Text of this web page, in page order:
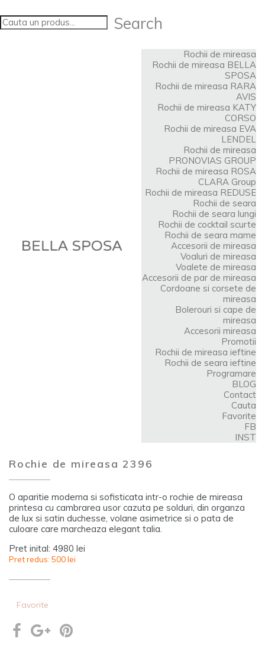
Search
Rochii de mireasa
Rochii de mireasa BELLA
SPOSA
Rochii de mireasa RARA
AVIS
Rochii de mireasa KATY
CORSO
Rochii de mireasa EVA
LENDEL
Rochii de mireasa
PRONOVIAS GROUP
Rochii de mireasa ROSA
CLARA Group
Rochii de mireasa REDUSE
Rochii de seara
Rochii de seara lungi
Rochii de cocktail scurte
Rochii de seara mame
Accesorii de mireasa
Voaluri de mireasa
Voalete de mireasa
Accesorii de par de mireasa
Cordoane si corsete de
mireasa
Bolerouri si cape de
mireasa
Accesorii mireasa
Promotii
Rochii de mireasa ieftine
Rochii de seara ieftine
Programare
BLOG
Contact
Cauta
Favorite
FB
INST
Rochie de mireasa 2396
O aparitie moderna si sofisticata intr-o rochie de mireasa
printesa cu cambrarea usor cazuta pe solduri, din organza
de lux si satin duchesse, volane asimetrice si o pata de
culoare care marcheaza elegant talia.
Pret inital: 4980 lei
Pret redus: 500 lei
Favorite